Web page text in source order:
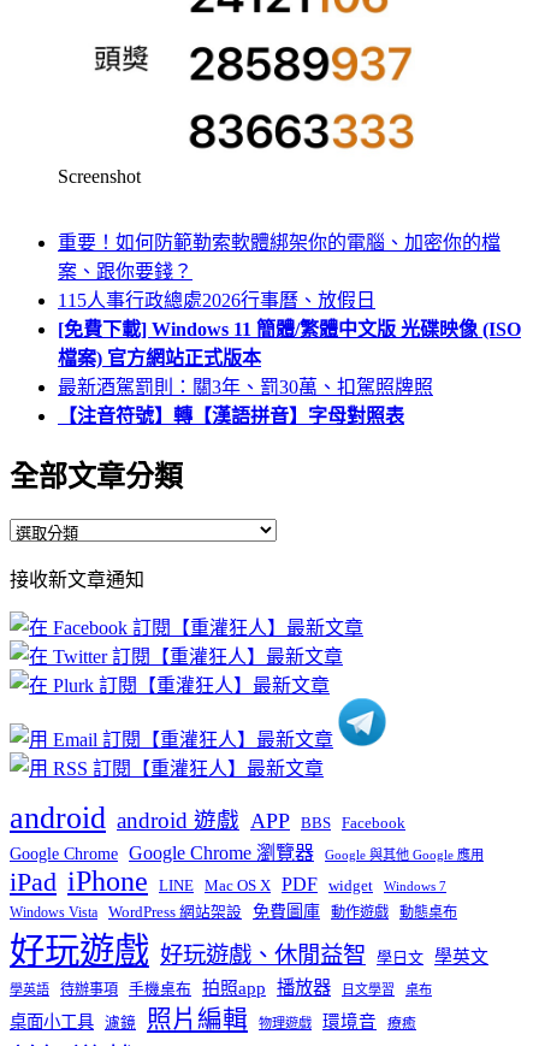
Screenshot
重要！如何防範勒索軟體綁架你的電腦、加密你的檔
案、跟你要錢？
115人事行政總處2026行事曆、放假日
[免費下載] Windows 11 簡體/繁體中文版 光碟映像 (ISO
檔案) 官方網站正式版本
最新酒駕罰則：關3年、罰30萬、扣駕照牌照
【注音符號】轉【漢語拼音】字母對照表
全部文章分類
全
文
章
分
類
接收新文章通知
android android 遊戲 APP BBS Facebook
Google Chrome Google Chrome 瀏覽器 Google 與其他 Google 應用
iPad iPhone LINE Mac OS X PDF widget Windows 7
Windows Vista WordPress 網站架設 免費圖庫 動作遊戲 動態桌布
好玩遊戲 好玩遊戲、休閒益智 學日文 學英文
學英語 待辦事項 手機桌布 拍照app 播放器 日文學習 桌布
桌面小工具 濾鏡 照片編輯 物理遊戲 環境音 療癒